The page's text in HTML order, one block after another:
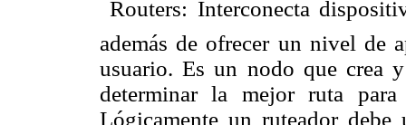
 Routers: Interconecta
además de ofrecer un nivel de
usuario. Es un nodo que crea
determinar la mejor ruta
Lógicamente un ruteador